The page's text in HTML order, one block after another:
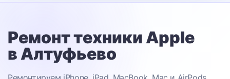
Ремонт техники Apple
в Алтуфьево